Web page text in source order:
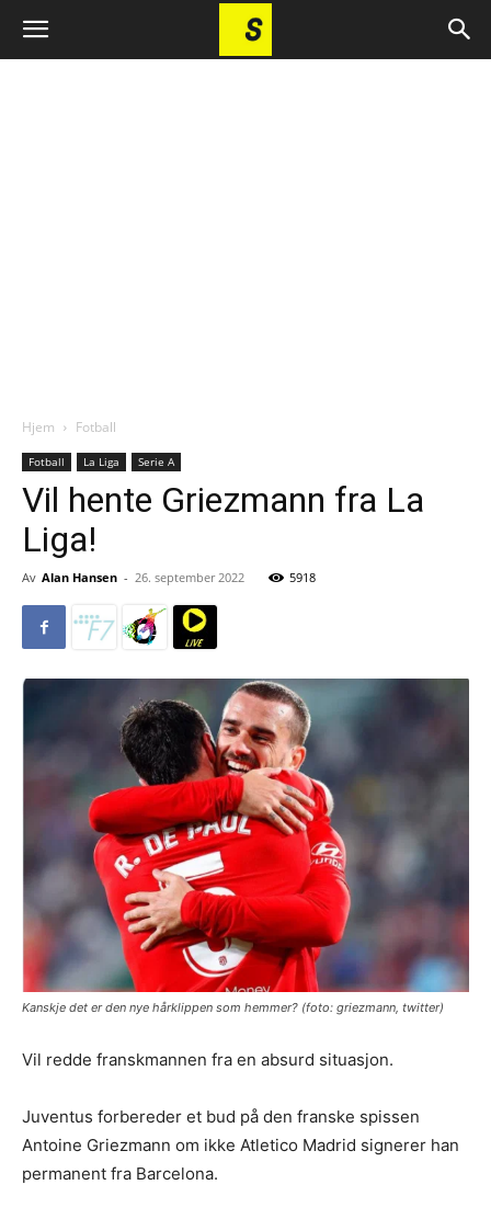
Hjem Fotball
Fotball La Liga Serie A
Vil hente Griezmann fra La
Liga!
Av Alan Hansen - 26. september 2022 5918
Kanskje det er den nye hårklippen som hemmer? (foto: griezmann, twitter)
Vil redde franskmannen fra en absurd situasjon.
Juventus forbereder et bud på den franske spissen
Antoine Griezmann om ikke Atletico Madrid signerer han
permanent fra Barcelona.